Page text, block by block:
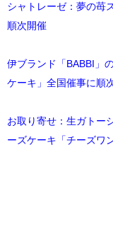
シャトレーゼ：夢の苺
順次開催
伊ブランド「BABBI」
ケーキ」全国催事に順
お取り寄せ：生ガトー
ーズケーキ「チーズワ